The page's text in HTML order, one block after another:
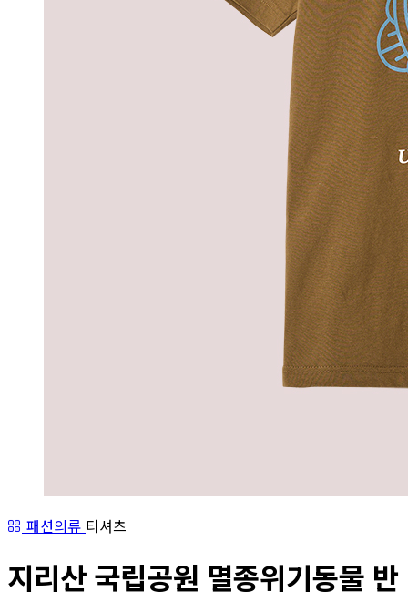
패션의류 티셔츠
지리산 국립공원 멸종위기동물 반